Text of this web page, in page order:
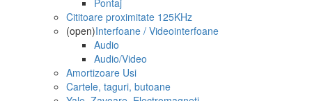
Pontaj
Cititoare proximitate 125KHz
(open)Interfoane / Videointerfoane
Audio
Audio/Video
Amortizoare Usi
Cartele, taguri, butoane